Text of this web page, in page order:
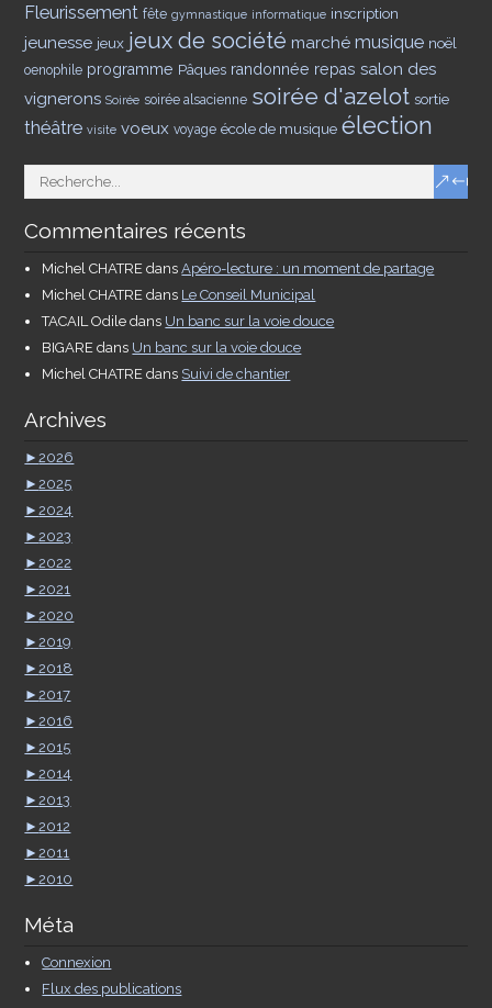
Fleurissement fête gymnastique informatique inscription
jeunesse jeux jeux de société marché musique noël
oenophile programme Pâques randonnée repas salon des
vignerons Soirée soirée alsacienne soirée d'azelot sortie
théâtre visite voeux voyage école de musique élection
Commentaires récents
Michel CHATRE dansApéro-lecture : un moment de partage
Michel CHATRE dans Le Conseil Municipal
TACAIL Odile dans Un banc sur la voie douce
BIGARE dans Un banc sur la voie douce
Michel CHATRE dans Suivi de chantier
Archives
►2026
►2025
►2024
►2023
►2022
►2021
►2020
►2019
►2018
►2017
►2016
►2015
►2014
►2013
►2012
►2011
►2010
Méta
Connexion
Flux des publications